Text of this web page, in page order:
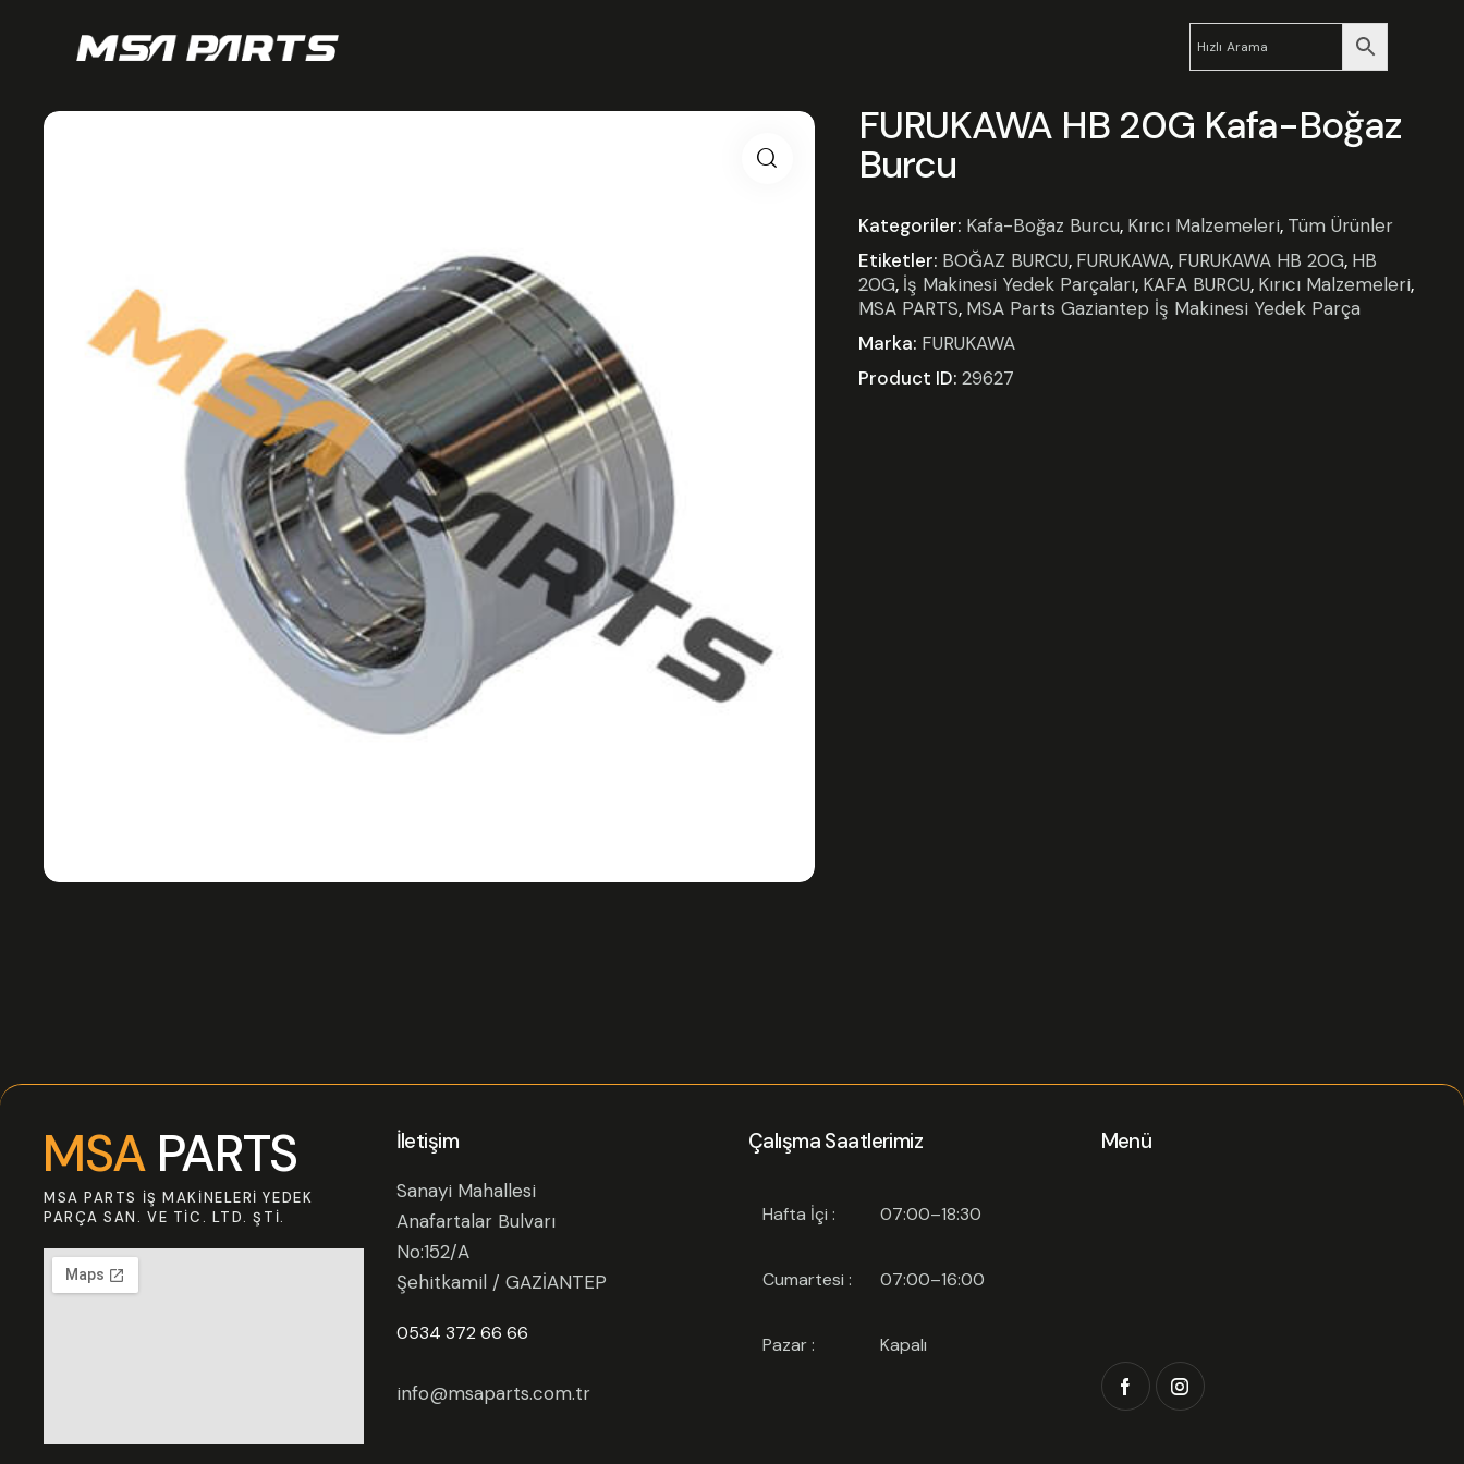
FURUKAWA HB 20G Kafa-Boğaz
Burcu
Kategoriler: Kafa-Boğaz Burcu, Kırıcı Malzemeleri, Tüm Ürünler
Etiketler: BOĞAZ BURCU, FURUKAWA, FURUKAWA HB 20G, HB
20G, İş Makinesi Yedek Parçaları, KAFA BURCU, Kırıcı Malzemeleri,
MSA PARTS, MSA Parts Gaziantep İş Makinesi Yedek Parça
Marka: FURUKAWA
Product ID: 29627
MSA PARTS
MSA PARTS İŞ MAKINELERI YEDEK
PARÇA SAN. VE TIC. LTD. ŞTI.
İletişim
Sanayi Mahallesi
Anafartalar Bulvarı
No:152/A
Şehitkamil / GAZİANTEP
0534 372 66 66
info@msaparts.com.tr
Çalışma Saatlerimiz
Hafta İçi : 07:00–18:30
Cumartesi : 07:00–16:00
Pazar : Kapalı
Menü